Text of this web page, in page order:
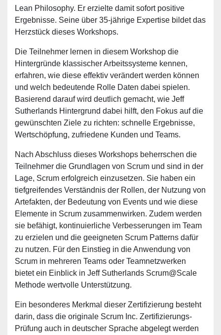
Lean Philosophy. Er erzielte damit sofort positive
Ergebnisse. Seine über 35-jährige Expertise bildet das
Herzstück dieses Workshops.
Die Teilnehmer lernen in diesem Workshop die
Hintergründe klassischer Arbeitssysteme kennen,
erfahren, wie diese effektiv verändert werden können
und welch bedeutende Rolle Daten dabei spielen.
Basierend darauf wird deutlich gemacht, wie Jeff
Sutherlands Hintergrund dabei hilft, den Fokus auf die
gewünschten Ziele zu richten: schnelle Ergebnisse,
Wertschöpfung, zufriedene Kunden und Teams.
Nach Abschluss dieses Workshops beherrschen die
Teilnehmer die Grundlagen von Scrum und sind in der
Lage, Scrum erfolgreich einzusetzen. Sie haben ein
tiefgreifendes Verständnis der Rollen, der Nutzung von
Artefakten, der Bedeutung von Events und wie diese
Elemente in Scrum zusammenwirken. Zudem werden
sie befähigt, kontinuierliche Verbesserungen im Team
zu erzielen und die geeigneten Scrum Patterns dafür
zu nutzen. Für den Einstieg in die Anwendung von
Scrum in mehreren Teams oder Teamnetzwerken
bietet ein Einblick in Jeff Sutherlands Scrum@Scale
Methode wertvolle Unterstützung.
Ein besonderes Merkmal dieser Zertifizierung besteht
darin, dass die originale Scrum Inc. Zertifizierungs-
Prüfung auch in deutscher Sprache abgelegt werden